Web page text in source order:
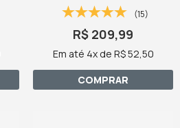
(15)
R$ 209,99
Em até 4x de R$ 52,50
COMPRAR